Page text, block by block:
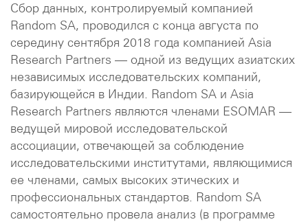
Сбор данных, контролируемый компанией
Random SA, проводился с конца августа по
середину сентября 2018 года компанией Asia
Research Partners — одной из ведущих азиатских
независимых исследовательских компаний,
базирующейся в Индии. Random SA и Asia
Research Partners являются членами ESOMAR —
ведущей мировой исследовательской
ассоциации, отвечающей за соблюдение
исследовательскими институтами, являющимися
ее членами, самых высоких этических и
профессиональных стандартов. Random SA
самостоятельно провела анализ (в программе